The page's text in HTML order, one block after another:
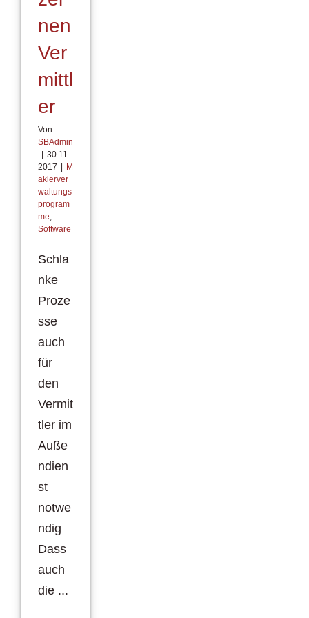
nen
Ver
mittl
er
Von
SBAdmin
30.11.
2017
M
aklerver
waltungs
program
me,
Software
Schla
nke
Proze
sse
auch
für
den
Vermit
tler im
Auße
ndien
st
notwe
ndig
Dass
auch
die ...